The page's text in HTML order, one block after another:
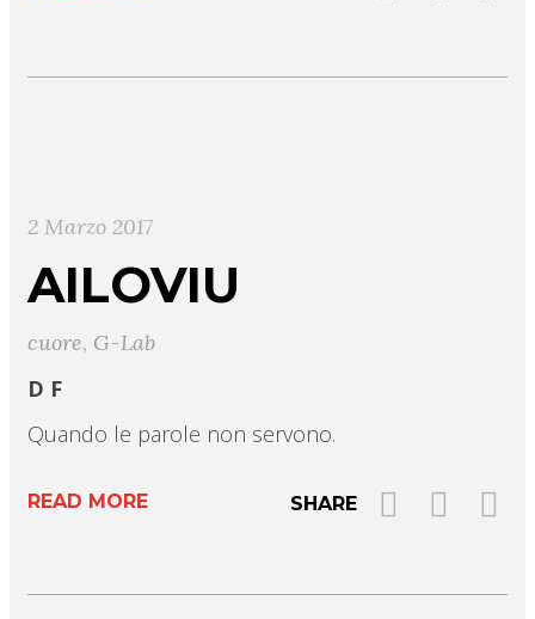
2 Marzo 2017
AILOVIU
cuore, G-Lab
D F
Quando le parole non servono.
READ MORE SHARE